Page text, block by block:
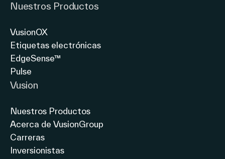
Nuestros Productos
VusionOX
Etiquetas electrónicas
EdgeSense™
Pulse
Vusion
Nuestros Productos
Acerca de VusionGroup
Carreras
Inversionistas